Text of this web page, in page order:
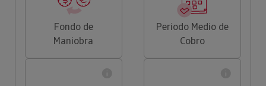
Fondo de
Maniobra
Periodo Medio de
Cobro